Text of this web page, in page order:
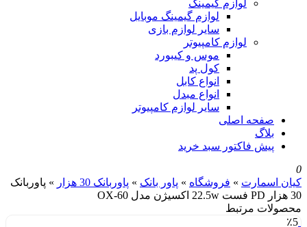
لوازم گیمینگ
لوازم گیمینگ موبایل
سایر لوازم بازی
لوازم کامپیوتر
موس و کیبورد
کول پد
انواع کابل
انواع مبدل
سایر لوازم کامپیوتر
صفحه اصلی
بلاگ
پیش فاکتور سبد خرید
0
کیان اسمارت » فروشگاه » پاور بانک » پاوربانک 30 هزار » پاوربانک
30 هزار PD فست 22.5w اکسیژن مدل OX-60
محصولات مرتبط
٪5